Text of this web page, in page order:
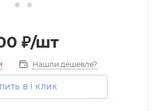
₽/шт
Нашли дешевле?
В 1 КЛИК